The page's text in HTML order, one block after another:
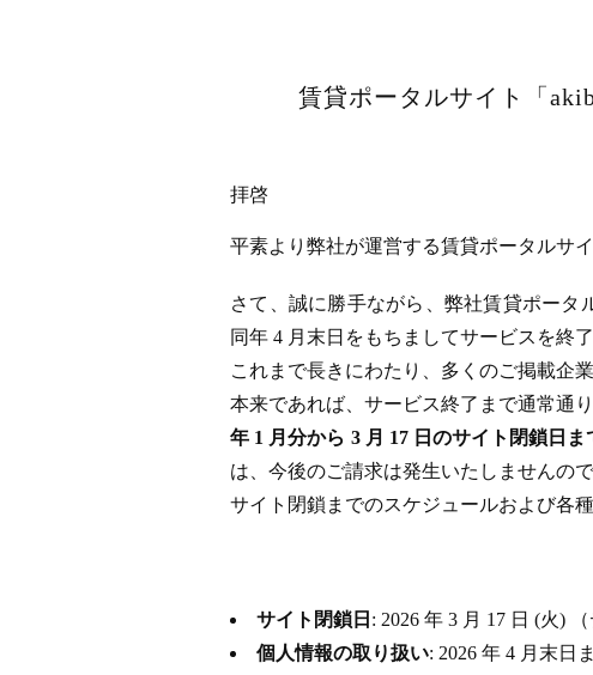
賃貸ポータルサイト「
拝啓
平素より弊社が運営する賃貸ポータルサ
さて、誠に勝手ながら、弊社賃貸ポータ
同年 4 月末日をもちましてサービスを終
これまで長きにわたり、多くのご掲載企
本来であれば、サービス終了まで通常通
年 1 月分から 3 月 17 日のサイト閉鎖日
は、今後のご請求は発生いたしませんの
サイト閉鎖までのスケジュールおよび各
サイト閉鎖日 : 2026 年 3 月 17 日 (火)
個人情報の取り扱い: 2026 年 4 月末日